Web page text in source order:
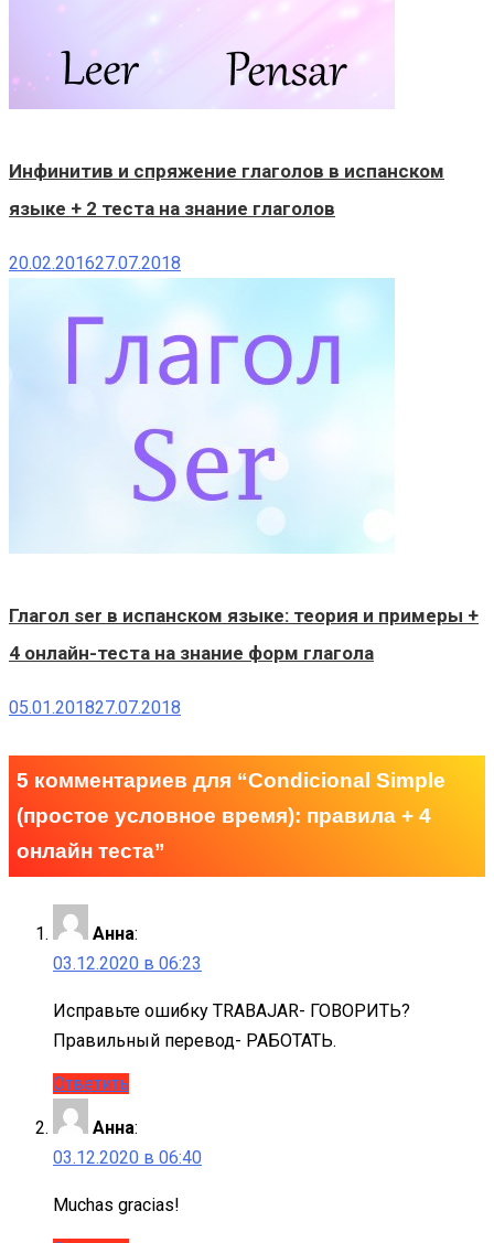
Инфинитив и спряжение глаголов в испанском
языке + 2 теста на знание глаголов
20.02.201627.07.2018
Глагол ser в испанском языке: теория и примеры +
4 онлайн-теста на знание форм глагола
05.01.201827.07.2018
5 комментариев для “Condicional Simple
(простое условное время): правила + 4
онлайн теста”
Анна:
03.12.2020 в 06:23
Исправьте ошибку TRABAJAR- ГОВОРИТЬ?
Правильный перевод- РАБОТАТЬ.
Ответить
Анна:
03.12.2020 в 06:40
Muchas gracias!